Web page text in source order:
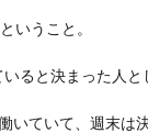
いうこと。
ると決まった人と
ていて、週末は